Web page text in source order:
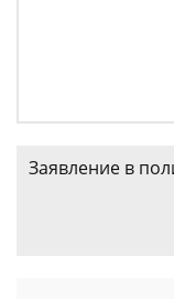
Заявление в